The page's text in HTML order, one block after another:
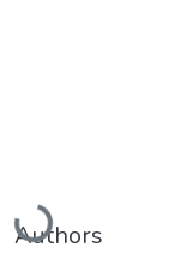
Loading...
Authors